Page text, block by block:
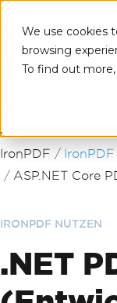
We use cookies
browsing
To find out
Zum
IronPDF
ASP.NET Core
IRONPDF NUTZEN
.NET